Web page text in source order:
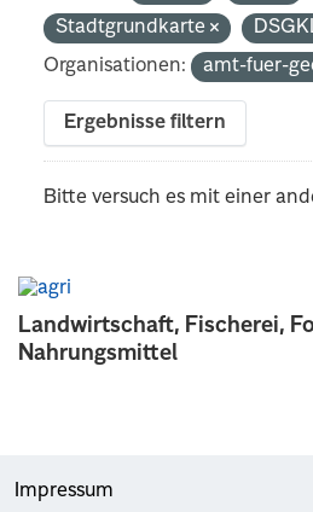
Landwirtschaft, Fischerei,
Nahrungsmittel
Stadtgrundkarte
Organisationen:
amt-fuer-
Ergebnisse filtern
Bitte versuch es mit einer
Impressum